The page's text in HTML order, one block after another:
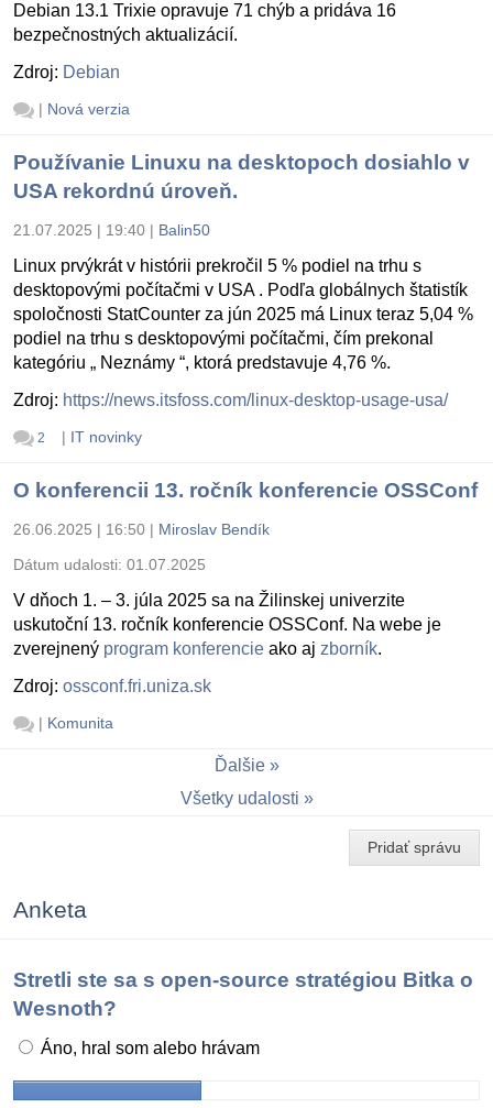
Debian 13.1 Trixie opravuje 71 chýb a pridáva 16
bezpečnostných aktualizácií.
Zdroj: Debian
| Nová verzia
Používanie Linuxu na desktopoch dosiahlo v
USA rekordnú úroveň.
21.07.2025 | 19:40 | Balin50
Linux prvýkrát v histórii prekročil 5 % podiel na trhu s
desktopovými počítačmi v USA . Podľa globálnych štatistík
spoločnosti StatCounter za jún 2025 má Linux teraz 5,04 %
podiel na trhu s desktopovými počítačmi, čím prekonal
kategóriu „ Neznámy “, ktorá predstavuje 4,76 %.
Zdroj: https://news.itsfoss.com/linux-desktop-usage-usa/
2 | IT novinky
O konferencii 13. ročník konferencie OSSConf
26.06.2025 | 16:50 | Miroslav Bendík
Dátum udalosti: 01.07.2025
V dňoch 1. – 3. júla 2025 sa na Žilinskej univerzite
uskutoční 13. ročník konferencie OSSConf. Na webe je
zverejnený program konferencie ako aj zborník.
Zdroj: ossconf.fri.uniza.sk
| Komunita
Ďalšie
Všetky udalosti
Pridať správu
Anketa
Stretli ste sa s open-source stratégiou Bitka o
Wesnoth?
Áno, hral som alebo hrávam